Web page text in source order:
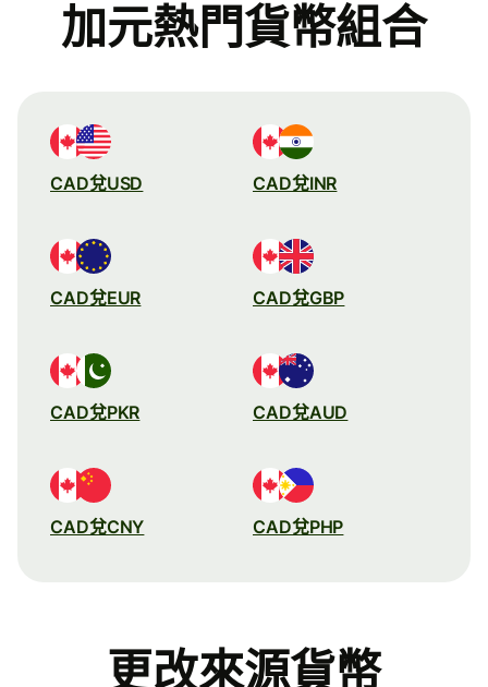
加元熱門貨幣組合
CAD兌USD CAD兌INR
CAD兌EUR CAD兌GBP
CAD兌PKR CAD兌AUD
CAD兌CNY CAD兌PHP
更改來源貨幣